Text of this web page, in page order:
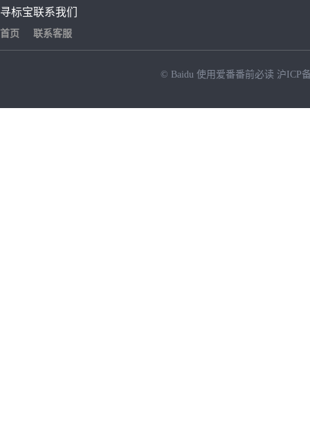
寻标宝
首页
联系我们
联系客服
© Baidu 使用爱番番前必读 沪ICP